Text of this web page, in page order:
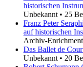
historischen
Unbekannt • 25
Franz Peter
auf historischen
Archiv-Enrichment
Das Ballet de
Unbekannt • 20